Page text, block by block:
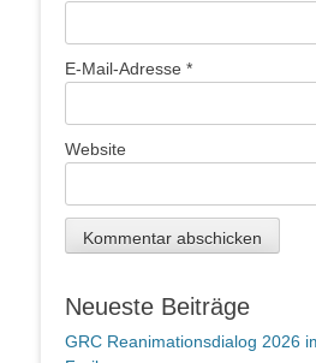
E-Mail-Adresse *
Website
Neueste Beiträge
GRC Reanimationsdialog 2026